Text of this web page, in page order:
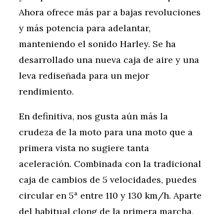
Ahora ofrece más par a bajas revoluciones
y más potencia para adelantar,
manteniendo el sonido Harley. Se ha
desarrollado una nueva caja de aire y una
leva rediseñada para un mejor
rendimiento.
En definitiva, nos gusta aún más la
crudeza de la moto para una moto que a
primera vista no sugiere tanta
aceleración. Combinada con la tradicional
caja de cambios de 5 velocidades, puedes
circular en 5ª entre 110 y 130 km/h. Aparte
del habitual clong de la primera marcha,